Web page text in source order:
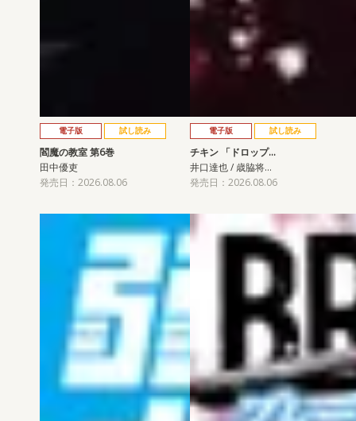
電子版 試し読み
閻魔の教室 第6巻
田中優吏
発売日：2026.08.06
電子版 試し読み
チキン 「ドロップ…
井口達也 / 歳脇将…
発売日：2026.08.06